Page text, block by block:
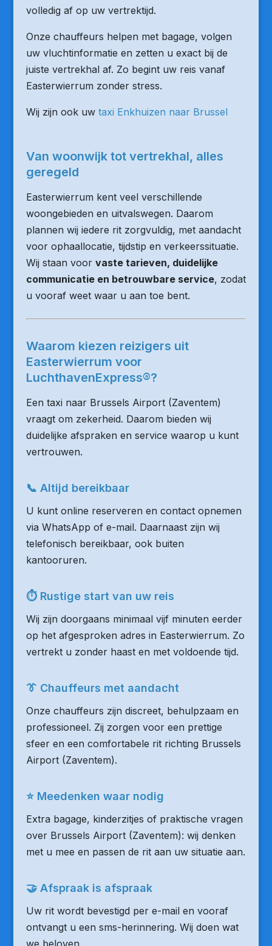
volledig af op uw vertrektijd.
Onze chauffeurs helpen met bagage, volgen
uw vluchtinformatie en zetten u exact bij de
juiste vertrekhal af. Zo begint uw reis vanaf
Easterwierrum zonder stress.
Wij zijn ook uw taxi Enkhuizen naar Brussel
Van woonwijk tot vertrekhal, alles
geregeld
Easterwierrum kent veel verschillende
woongebieden en uitvalswegen. Daarom
plannen wij iedere rit zorgvuldig, met aandacht
voor ophaallocatie, tijdstip en verkeerssituatie.
Wij staan voor vaste tarieven, duidelijke
communicatie en betrouwbare service, zodat
u vooraf weet waar u aan toe bent.
Waarom kiezen reizigers uit
Easterwierrum voor
LuchthavenExpress®?
Een taxi naar Brussels Airport (Zaventem)
vraagt om zekerheid. Daarom bieden wij
duidelijke afspraken en service waarop u kunt
vertrouwen.
📞 Altijd bereikbaar
U kunt online reserveren en contact opnemen
via WhatsApp of e-mail. Daarnaast zijn wij
telefonisch bereikbaar, ook buiten
kantooruren.
⏱ Rustige start van uw reis
Wij zijn doorgaans minimaal vijf minuten eerder
op het afgesproken adres in Easterwierrum. Zo
vertrekt u zonder haast en met voldoende tijd.
👔 Chauffeurs met aandacht
Onze chauffeurs zijn discreet, behulpzaam en
professioneel. Zij zorgen voor een prettige
sfeer en een comfortabele rit richting Brussels
Airport (Zaventem).
⭐ Meedenken waar nodig
Extra bagage, kinderzitjes of praktische vragen
over Brussels Airport (Zaventem): wij denken
met u mee en passen de rit aan uw situatie aan.
🤝 Afspraak is afspraak
Uw rit wordt bevestigd per e-mail en vooraf
ontvangt u een sms-herinnering. Wij doen wat
we beloven.